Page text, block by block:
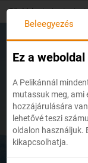
content
Főoldal / Last-
Beleegyezés
Ez a
A Pelikánnál
mutassuk meg, ami
hozzájárulására
lehetővé teszi
oldalon használjuk.
kikapcsolhatja.